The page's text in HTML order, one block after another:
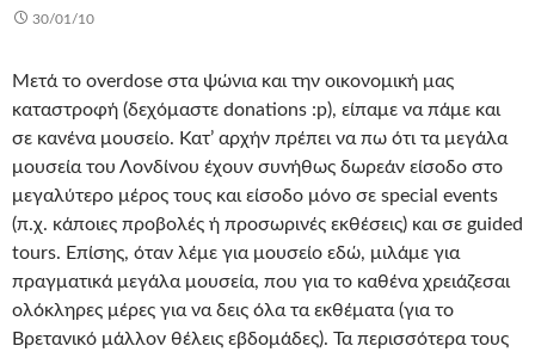
30/01/10
Μετά το overdose στα ψώνια και την οικονομική μας
καταστροφή (δεχόμαστε donations :p), είπαμε να πάμε και
σε κανένα μουσείο. Κατ’ αρχήν πρέπει να πω ότι τα μεγάλα
μουσεία του Λονδίνου έχουν συνήθως δωρεάν είσοδο στο
μεγαλύτερο μέρος τους και είσοδο μόνο σε special events
(π.χ. κάποιες προβολές ή προσωρινές εκθέσεις) και σε guided
tours. Επίσης, όταν λέμε για μουσείο εδώ, μιλάμε για
πραγματικά μεγάλα μουσεία, που για το καθένα χρειάζεσαι
ολόκληρες μέρες για να δεις όλα τα εκθέματα (για το
Βρετανικό μάλλον θέλεις εβδομάδες). Τα περισσότερα τους